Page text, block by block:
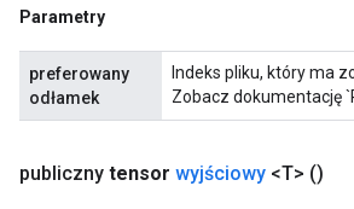
Parametry
preferowany
odłamek
Indeks pliku, który ma
Zobacz dokumentację
publiczny tensor wyjściowy <T> ()